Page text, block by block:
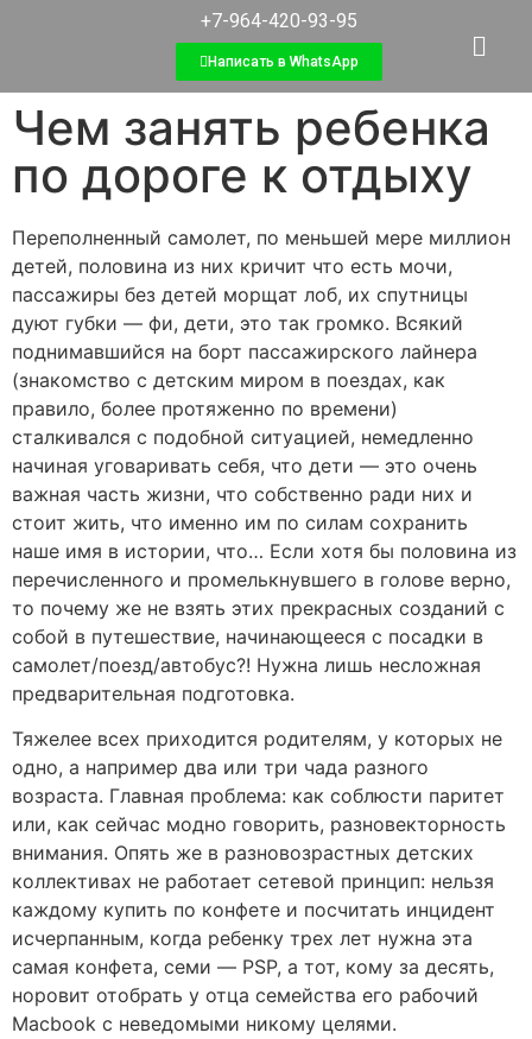
+7-964-420-93-95
Написать в WhatsApp
Чем занять ребенка
по дороге к отдыху
Переполненный самолет, по меньшей мере миллион
детей, половина из них кричит что есть мочи,
пассажиры без детей морщат лоб, их спутницы
дуют губки — фи, дети, это так громко. Всякий
поднимавшийся на борт пассажирского лайнера
(знакомство с детским миром в поездах, как
правило, более протяженно по времени)
сталкивался с подобной ситуацией, немедленно
начиная уговаривать себя, что дети — это очень
важная часть жизни, что собственно ради них и
стоит жить, что именно им по силам сохранить
наше имя в истории, что… Если хотя бы половина из
перечисленного и промелькнувшего в голове верно,
то почему же не взять этих прекрасных созданий с
собой в путешествие, начинающееся с посадки в
самолет/поезд/автобус?! Нужна лишь несложная
предварительная подготовка.
Тяжелее всех приходится родителям, у которых не
одно, а например два или три чада разного
возраста. Главная проблема: как соблюсти паритет
или, как сейчас модно говорить, разновекторность
внимания. Опять же в разновозрастных детских
коллективах не работает сетевой принцип: нельзя
каждому купить по конфете и посчитать инцидент
исчерпанным, когда ребенку трех лет нужна эта
самая конфета, семи — PSP, а тот, кому за десять,
норовит отобрать у отца семейства его рабочий
Macbook с неведомыми никому целями.